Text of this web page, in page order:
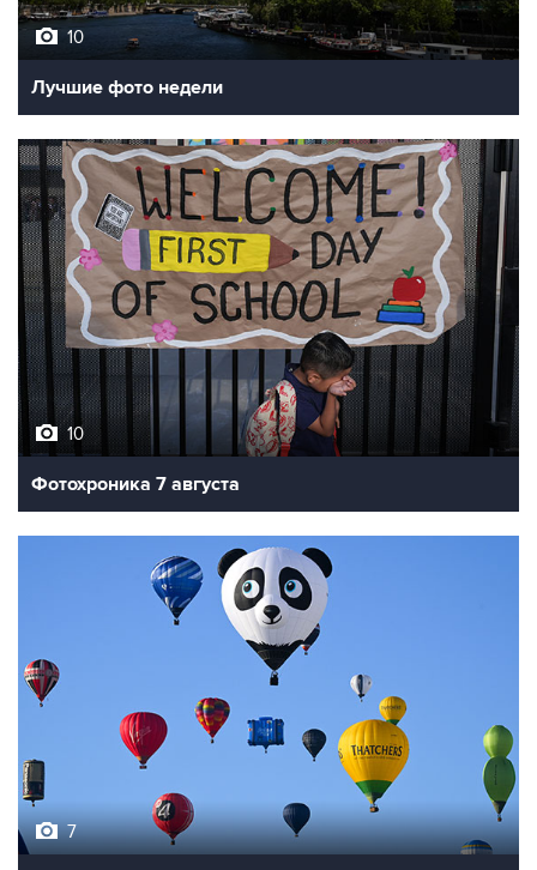
10
Лучшие фото недели
10
Фотохроника 7 августа
7